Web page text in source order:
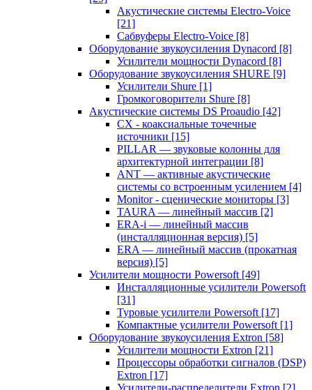
Акустические системы Electro-Voice
[21]
Сабвуферы Electro-Voice [8]
Оборудование звукоусиления Dynacord [8]
Усилители мощности Dynacord [8]
Оборудование звукоусиления SHURE [9]
Усилители Shure [1]
Громкоговорители Shure [8]
Акустические системы DS Proaudio [42]
CX - коаксиальные точечные
источники [15]
PILLAR — звуковые колонны для
архитектурной интеграции [8]
ANT — активные акустические
системы со встроенным усилением [4]
Monitor - сценические мониторы [3]
TAURA — линейный массив [2]
ERA-i — линейный массив
(инсталляционная версия) [5]
ERA — линейный массив (прокатная
версия) [5]
Усилители мощности Powersoft [49]
Инсталляционные усилители Powersoft
[31]
Туровые усилители Powersoft [17]
Компактные усилители Powersoft [1]
Оборудование звукоусиления Extron [58]
Усилители мощности Extron [21]
Процессоры обработки сигналов (DSP)
Extron [17]
Усилители-распределители Extron [2]